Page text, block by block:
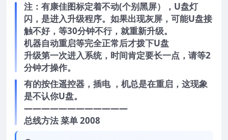
注：有康佳图标定着不动(个别黑屏），U盘灯
闪，是进入升级程序。如果出现灰屏，可能U盘接
触不好，等30分钟不行，就重新升级。
机器自动重启等完全正常后才拨下U盘
升级第一次进入系统，时间肯定要长一点，请等2
分钟才操作。
有的按住遥控器，插电 ，机总是在重启，这现象
是不认你U盘。
————————————
总线方法 菜单 2008